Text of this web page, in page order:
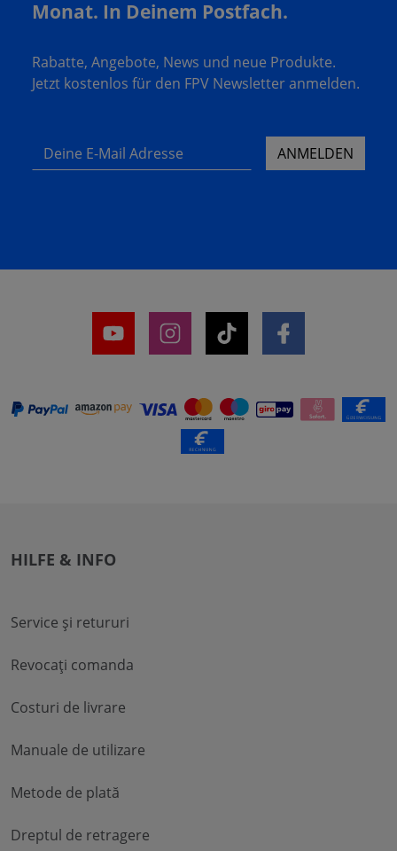
Monat. In Deinem Postfach.
Rabatte, Angebote, News und neue Produkte.
Jetzt kostenlos für den FPV Newsletter anmelden.
Deine E-Mail Adresse ANMELDEN
HILFE & INFO
Service și retururi
Revocați comanda
Costuri de livrare
Manuale de utilizare
Metode de plată
Dreptul de retragere